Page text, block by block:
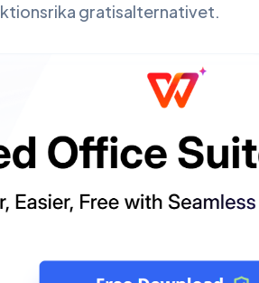
gratisalternativet.